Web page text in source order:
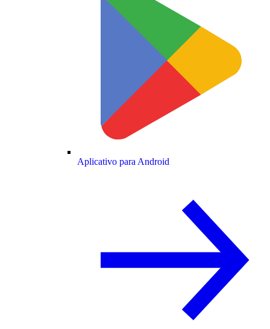
Aplicativo para Android